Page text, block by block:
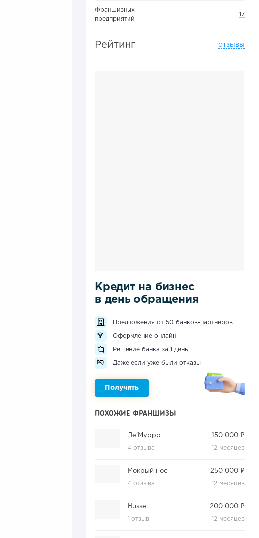
Франшизных
предприятий
17
Рейтинг отзывы
Кредит на бизнес
в день обращения
Предложения от 50 банков-партнеров
Оформление онлайн
Решение банка за 1 день
Даже если уже были отказы
Получить
ПОХОЖИЕ ФРАНШИЗЫ
Ле’Муррр
4 отзыва
150 000 ₽
12 месяцев
Мокрый нос
4 отзыва
250 000 ₽
12 месяцев
Husse
1 отзыв
200 000 ₽
12 месяцев